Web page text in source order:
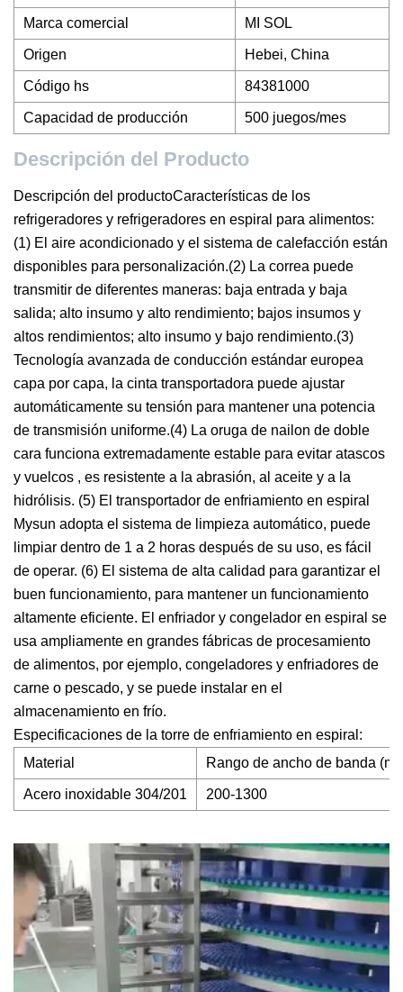
Marca comercial MI SOL
Origen Hebei, China
Código hs 84381000
Capacidad de producción 500 juegos/mes
Descripción del Producto
Descripción del productoCaracterísticas de los
refrigeradores y refrigeradores en espiral para alimentos:
(1) El aire acondicionado y el sistema de calefacción están
disponibles para personalización.(2) La correa puede
transmitir de diferentes maneras: baja entrada y baja
salida; alto insumo y alto rendimiento; bajos insumos y
altos rendimientos; alto insumo y bajo rendimiento.(3)
Tecnología avanzada de conducción estándar europea
capa por capa, la cinta transportadora puede ajustar
automáticamente su tensión para mantener una potencia
de transmisión uniforme.(4) La oruga de nailon de doble
cara funciona extremadamente estable para evitar atascos
y vuelcos , es resistente a la abrasión, al aceite y a la
hidrólisis. (5) El transportador de enfriamiento en espiral
Mysun adopta el sistema de limpieza automático, puede
limpiar dentro de 1 a 2 horas después de su uso, es fácil
de operar. (6) El sistema de alta calidad para garantizar el
buen funcionamiento, para mantener un funcionamiento
altamente eficiente. El enfriador y congelador en espiral se
usa ampliamente en grandes fábricas de procesamiento
de alimentos, por ejemplo, congeladores y enfriadores de
carne o pescado, y se puede instalar en el
almacenamiento en frío.
Especificaciones de la torre de enfriamiento en espiral:
Material
Rango de ancho de banda
Acero inoxidable 304/201 200-1300